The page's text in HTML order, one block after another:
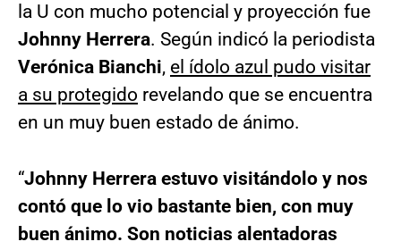
la U con mucho potencial y proyección fue
Johnny Herrera. Según indicó la periodista
Verónica Bianchi, el ídolo azul pudo visitar
a su protegido revelando que se encuentra
en un muy buen estado de ánimo.
“Johnny Herrera estuvo visitándolo y nos
contó que lo vio bastante bien, con muy
buen ánimo. Son noticias alentadoras